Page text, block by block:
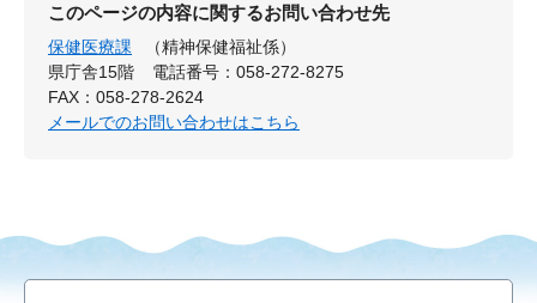
このページの内容に関するお問い合わせ先
保健医療課
（精神保健福祉係）
県庁舎15階
電話番号：058-272-8275
FAX：058-278-2624
メールでのお問い合わせはこちら